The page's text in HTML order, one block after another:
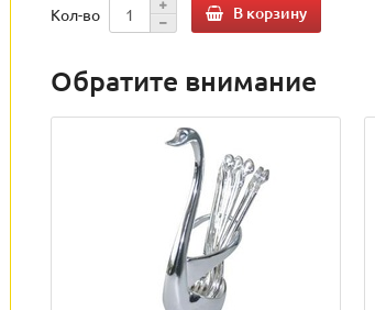
Кол-во В корзину
Обратите внимание